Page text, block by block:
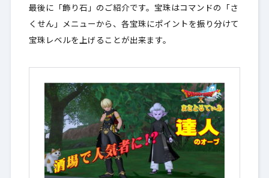
最後に「飾り石」のご紹介です。宝珠はコマンドの「さ
くせん」メニューから、各宝珠にポイントを振り分けて
宝珠レベルを上げることが出来ます。